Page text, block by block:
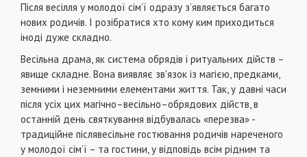
Після весілля у молодої сім’ї одразу з’являється багато
нових родичів. І розібратися хто кому ким приходиться
іноді дуже складно.
Весільна драма, як система обрядів і ритуальних дійств –
явище складне. Вона виявляє зв'язок із магією, предками,
земними і неземними елементами життя. Так, у давні часи
після усіх цих магічно–весільно–обрядових дійств, в
останній день святкування відбувалась «перезва» -
традиційне післявесільне гостювання родичів нареченого
у молодої сім’ї – та гостини, у відповідь всім рідним та